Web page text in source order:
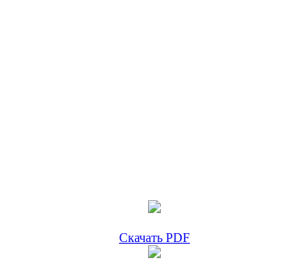
Скачать PDF